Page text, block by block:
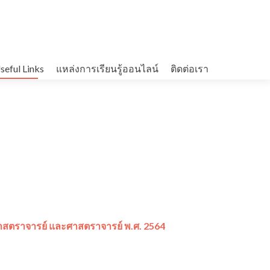
Links แหล่งการเรียนรู้ออนไลน์ ติดต่อเรา
ราจารย์ และศาสตราจารย์ พ.ศ. 2564